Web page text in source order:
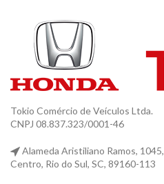
Tokio Comércio de Veículos Ltda.
CNPJ 08.837.323/0001-46
Alameda Aristiliano Ramos, 1045,
Centro, Rio do Sul, SC, 89160-113